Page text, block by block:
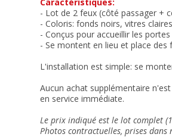
- Lot de 2 feux (côté passager +
- Coloris: fonds noirs, vitres claires
- Conçus pour accueillir les
- Se montent en lieu et place des
L'installation est simple: se
Aucun achat supplémentaire
en service immédiate.
Le prix indiqué est le lot complet
Photos contractuelles, prises dans